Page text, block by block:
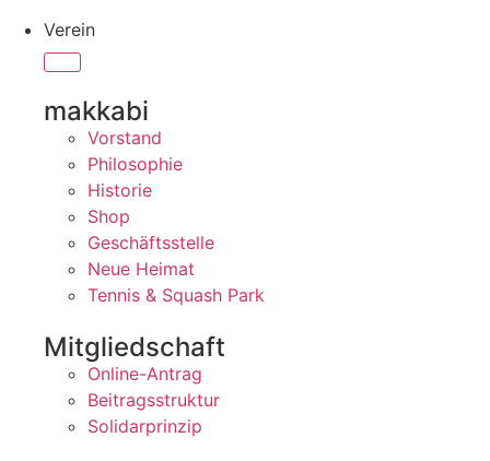
Verein
makkabi
Vorstand
Philosophie
Historie
Shop
Geschäftsstelle
Neue Heimat
Tennis & Squash Park
Mitgliedschaft
Online-Antrag
Beitragsstruktur
Solidarprinzip